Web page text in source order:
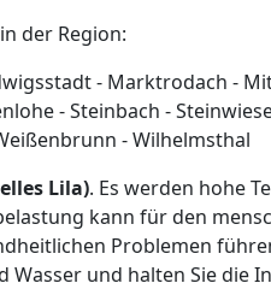
in der Region:
- Marktrodach -
- Steinbach -
- Wilhelmsthal
Lila). Es werden hohe
kann für den
Problemen
und halten Sie die